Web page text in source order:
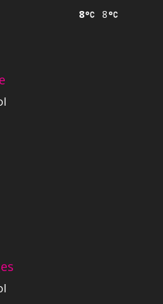
8
8